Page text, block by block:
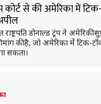
कोर्ट से की अमेरिका में
डोनाल्ड ट्रंप ने अमेरिकी
की है, जो अमेरिका में टिक-
सकता।